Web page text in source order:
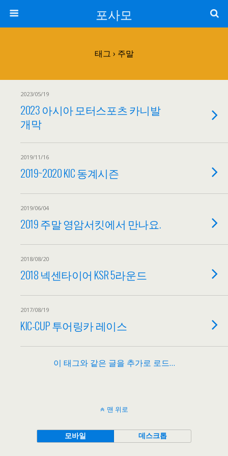
포사모
태그 › 주말
2023/05/19
2023 아시아 모터스포츠 카니발
개막
2019/11/16
2019~2020 KIC 동계시즌
2019/06/04
2019 주말 영암서킷에서 만나요.
2018/08/20
2018 넥센타이어 KSR 5라운드
2017/08/19
KIC-CUP 투어링카 레이스
이 태그와 같은 글을 추가로 로드…
맨 위로
모바일 데스크톱